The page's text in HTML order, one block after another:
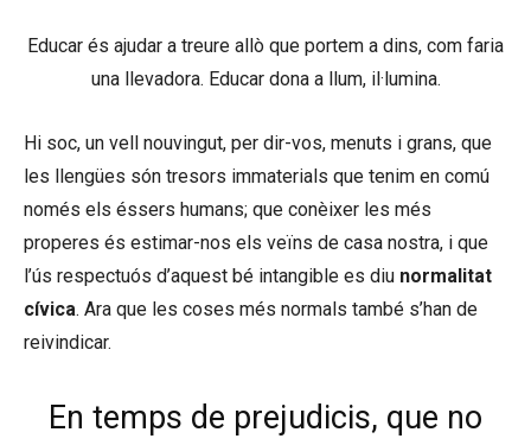
Educar és ajudar a treure allò que portem a dins, com faria
una llevadora. Educar dona a llum, il·lumina.
Hi soc, un vell nouvingut, per dir-vos, menuts i grans, que
les llengües són tresors immaterials que tenim en comú
només els éssers humans; que conèixer les més
properes és estimar-nos els veïns de casa nostra, i que
l’ús respectuós d’aquest bé intangible es diu normalitat
cívica. Ara que les coses més normals també s’han de
reivindicar.
En temps de prejudicis, que no